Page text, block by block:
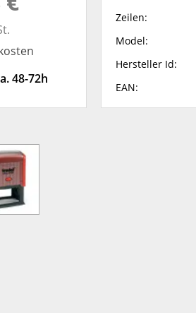
48-72h
Zeilen:
Model:
Hersteller Id:
EAN: